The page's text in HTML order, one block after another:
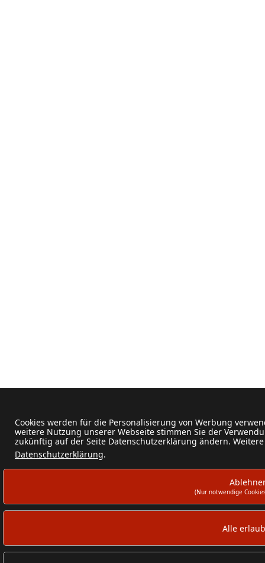
Cookies werden für die Personalisierung von Werbung
weitere Nutzung unserer Webseite stimmen Sie der
zukünftig auf der Seite Datenschutzerklärung ändern.
Datenschutzerklärung.
(Nur notwendige
Alle